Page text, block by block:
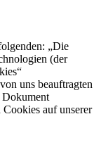
„Die
(der
uns beauftragten
Dokument
auf unserer